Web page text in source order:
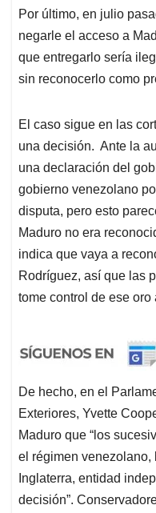
Por último, en julio
negarle el acceso a
que entregarlo sería
sin reconocerlo como
El caso sigue en las
una decisión. Ante la
una declaración del
gobierno venezolano
disputa, pero esto
Maduro no era
indica que vaya a
Rodríguez, así que las
tome control de ese oro
De hecho, en el
Exteriores, Yvette
Maduro que “los
el régimen
Inglaterra, entidad
decisión”.